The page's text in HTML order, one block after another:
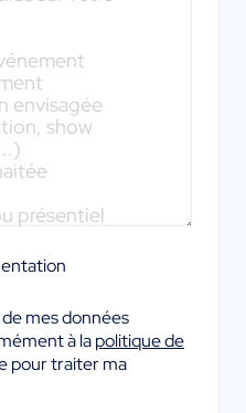
mes données
à lapolitique de
pour traiter ma